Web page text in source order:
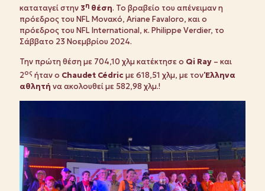
καταταγεί στην 3η θέση. Το βραβείο του απένειμαν η
πρόεδρος του NFL Μονακό, Ariane Favaloro, και ο
πρόεδρος του NFL International, κ. Philippe Verdier, το
Σάββατο 23 Νοεμβρίου 2024.
Την πρώτη θέση με 704,10 χλμ κατέκτησε ο Qi Ray – και
2ος ήταν ο Chaudet Cédric με 618,51 χλμ, με τονΈλληνα
αθλητή να ακολουθεί με 582,98 χλμ.!